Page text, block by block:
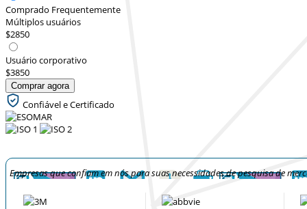
Comprado Frequentemente
Múltiplos usuários
$2850
Usuário corporativo
$3850
Comprar agora
Confiável e Certificado
Empresas que confiam em nós para suas necessidades de pesquisa de